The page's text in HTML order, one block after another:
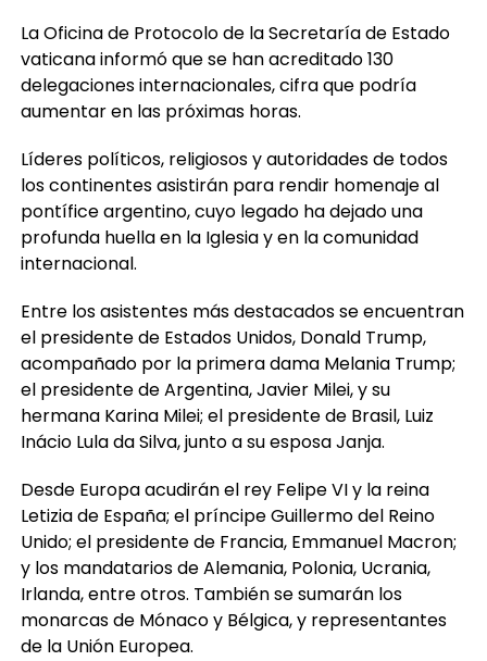
La Oficina de Protocolo de la Secretaría de Estado
vaticana informó que se han acreditado 130
delegaciones internacionales, cifra que podría
aumentar en las próximas horas.
Líderes políticos, religiosos y autoridades de todos
los continentes asistirán para rendir homenaje al
pontífice argentino, cuyo legado ha dejado una
profunda huella en la Iglesia y en la comunidad
internacional.
Entre los asistentes más destacados se encuentran
el presidente de Estados Unidos, Donald Trump,
acompañado por la primera dama Melania Trump;
el presidente de Argentina, Javier Milei, y su
hermana Karina Milei; el presidente de Brasil, Luiz
Inácio Lula da Silva, junto a su esposa Janja.
Desde Europa acudirán el rey Felipe VI y la reina
Letizia de España; el príncipe Guillermo del Reino
Unido; el presidente de Francia, Emmanuel Macron;
y los mandatarios de Alemania, Polonia, Ucrania,
Irlanda, entre otros. También se sumarán los
monarcas de Mónaco y Bélgica, y representantes
de la Unión Europea.